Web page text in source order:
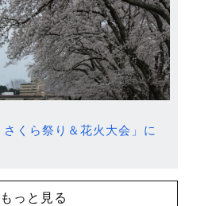
さくら祭り＆花火大会」に
もっと見る